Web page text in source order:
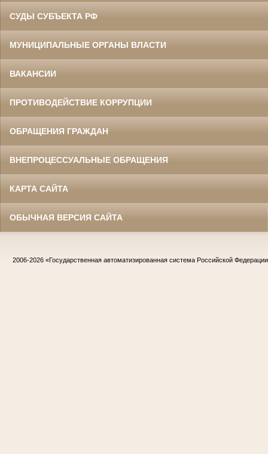
СУДЫ СУБЪЕКТА РФ
МУНИЦИПАЛЬНЫЕ ОРГАНЫ ВЛАСТИ
ВАКАНСИИ
ПРОТИВОДЕЙСТВИЕ КОРРУПЦИИ
ОБРАЩЕНИЯ ГРАЖДАН
ВНЕПРОЦЕССУАЛЬНЫЕ ОБРАЩЕНИЯ
КАРТА САЙТА
ОБЫЧНАЯ ВЕРСИЯ САЙТА
2006-2026 «Государственная автоматизированная система Российской